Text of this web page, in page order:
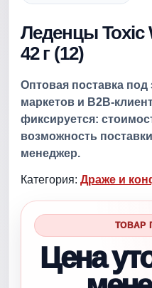
Леденцы Toxic
42 г (12)
Оптовая поставка под
маркетов и B2B-
фиксируется:
возможность
менеджер.
Категория: Драже и
ТОВАР
Цена